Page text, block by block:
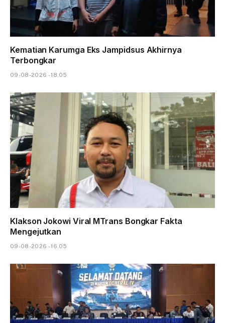
Kematian Karumga Eks Jampidsus Akhirnya
Terbongkar
09-08-2026 - 18.05
Klakson Jokowi Viral MTrans Bongkar Fakta
Mengejutkan
09-08-2026 - 16.05